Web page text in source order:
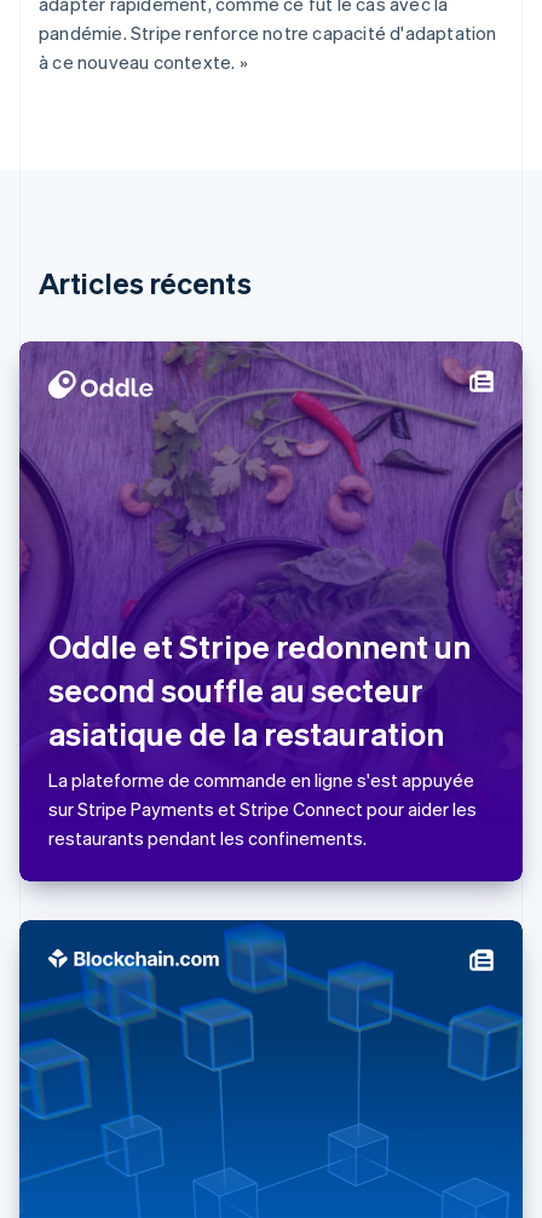
pandémie. Stripe renforce notre capacité d'adaptation
à ce nouveau contexte. »
Articles récents
Oddle et Stripe redonnent un
second souffle au secteur
asiatique de la restauration
La plateforme de commande en ligne s'est appuyée
sur Stripe Payments et Stripe Connect pour aider les
restaurants pendant les confinements.
Español English
English
Grèce
Hongrie
English
Inde
Irlande
English
ItalianoEnglish
Japon
English
Lettonie
English
Liechtenstein
Deutsch English
Lituanie
Luxembourg
Malaisie
English简体中文
Malte
Mexique
English
Nouvelle-Zélande
English
Pays-Bas
Nederlands English
Pologne
English
Portugal
Português
R.A.S. de Hong Kong, Chine